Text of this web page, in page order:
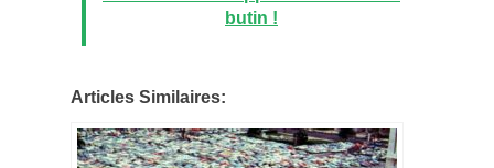
butin !
Articles Similaires: